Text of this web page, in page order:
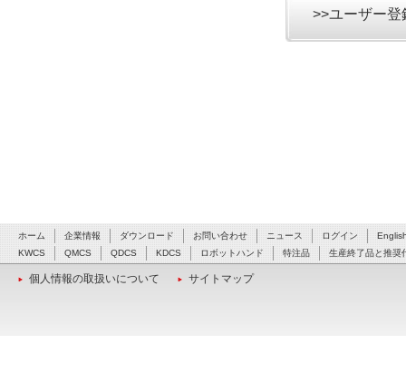
>>ユーザー
ホーム 企業情報 ダウンロード お問い合わせ ニュース ログイン
KWCS
QMCS QDCS KDCS ロボットハンド 特注品 生産終了品と推奨
個人情報の取扱いについて サイトマップ